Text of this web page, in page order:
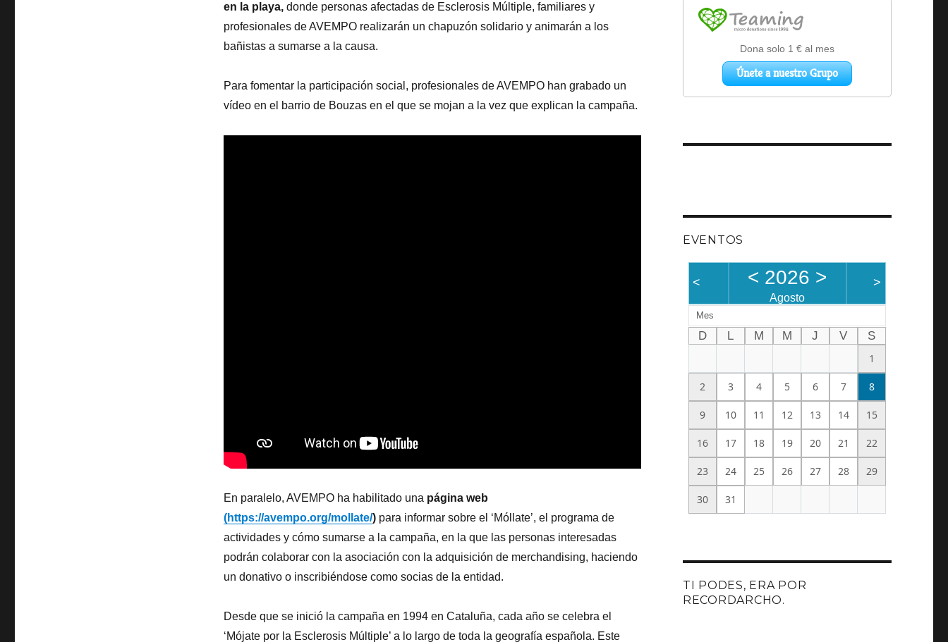
en la playa, donde personas afectadas de Esclerosis Múltiple, familiares y
profesionales de AVEMPO realizarán un chapuzón solidario y animarán a los
bañistas a sumarse a la causa.
Para fomentar la participación social, profesionales de AVEMPO han grabado un
vídeo en el barrio de Bouzas en el que se mojan a la vez que explican la campaña.
En paralelo, AVEMPO ha habilitado una página web
(https://avempo.org/mollate/)para informar sobre el ‘Móllate’, el programa de
actividades y cómo sumarse a la campaña, en la que las personas interesadas
podrán colaborar con la asociación con la adquisición de merchandising, haciendo
un donativo o inscribiéndose como socias de la entidad.
Desde que se inició la campaña en 1994 en Cataluña, cada año se celebra el
‘Mójate por la Esclerosis Múltiple’ a lo largo de toda la geografía española. Este
EVENTOS
< < 2026 >
Agosto
>
Mes
D L M M J V
S
1
2 3 4 5 6 7 8
9 10 11 12 13 14 15
16 17 18 19 20 21 22
23 24 25 26 27 28 29
30 31
TI PODES, ERA POR
RECORDARCHO.